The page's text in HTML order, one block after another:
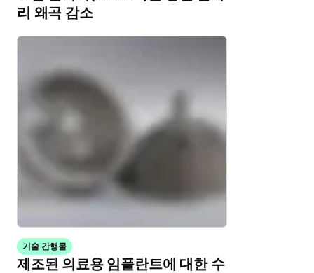
리 왜곡 감소
기술 간행물
제조된 의료용 임플란트에 대한 수